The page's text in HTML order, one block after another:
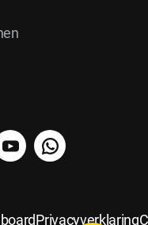
email
op
Delen
YouTubeWhatsApp
Privacyverklaring